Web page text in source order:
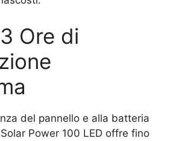
Ore di
del pannello e alla batteria
Power 100 LED offre fino